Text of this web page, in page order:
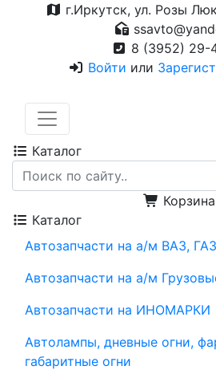
г.Иркутск, ул. Розы
8 (3952) 29-
Войти или
Каталог
Корзина
Каталог
Автозапчасти на а/м ВАЗ,
Автозапчасти на а/м
Автозапчасти на ИНОМАРКИ
Автолампы, дневные огни,
габаритные огни